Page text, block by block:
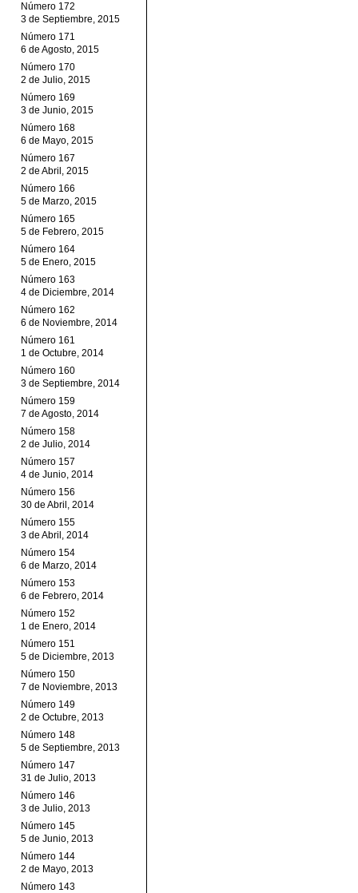
Número 172
3 de Septiembre, 2015
Número 171
6 de Agosto, 2015
Número 170
2 de Julio, 2015
Número 169
3 de Junio, 2015
Número 168
6 de Mayo, 2015
Número 167
2 de Abril, 2015
Número 166
5 de Marzo, 2015
Número 165
5 de Febrero, 2015
Número 164
5 de Enero, 2015
Número 163
4 de Diciembre, 2014
Número 162
6 de Noviembre, 2014
Número 161
1 de Octubre, 2014
Número 160
3 de Septiembre, 2014
Número 159
7 de Agosto, 2014
Número 158
2 de Julio, 2014
Número 157
4 de Junio, 2014
Número 156
30 de Abril, 2014
Número 155
3 de Abril, 2014
Número 154
6 de Marzo, 2014
Número 153
6 de Febrero, 2014
Número 152
1 de Enero, 2014
Número 151
5 de Diciembre, 2013
Número 150
7 de Noviembre, 2013
Número 149
2 de Octubre, 2013
Número 148
5 de Septiembre, 2013
Número 147
31 de Julio, 2013
Número 146
3 de Julio, 2013
Número 145
5 de Junio, 2013
Número 144
2 de Mayo, 2013
Número 143